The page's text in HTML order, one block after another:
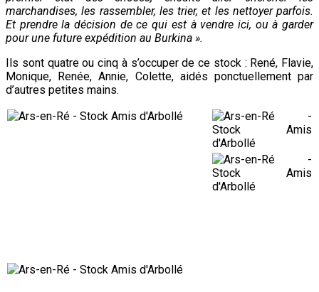
marchandises, les rassembler, les trier, et les nettoyer parfois.
Et prendre la décision de ce qui est à vendre ici, ou à garder
pour une future expédition au Burkina ».
Ils sont quatre ou cinq à s’occuper de ce stock : René, Flavie,
Monique, Renée, Annie, Colette, aidés ponctuellement par
d’autres petites mains.